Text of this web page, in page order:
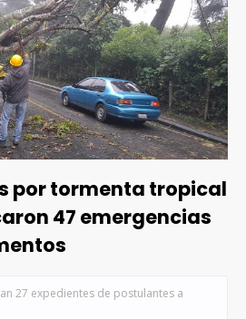
por tormenta tropical
47 emergencias
27 expedientes de postulantes a